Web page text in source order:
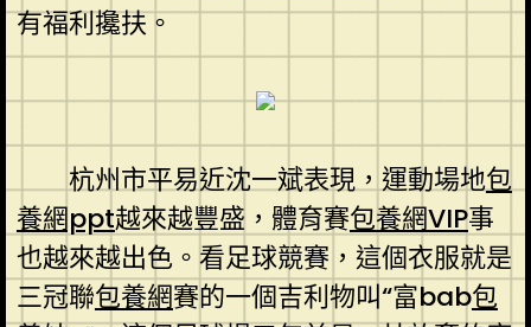
有福利攙扶。
杭州市平易近沈一斌表現，運動場地包
養網ppt越來越豐盛，體育賽包養網VIP事
也越來越出色。看足球競賽，這個衣服就是
三冠聯包養網賽的一個吉利物叫“富bab包